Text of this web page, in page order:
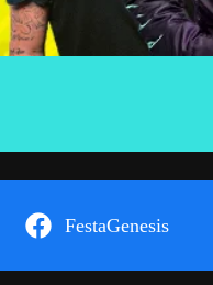
FestaGenesis